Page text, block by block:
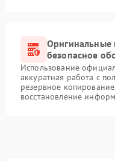
безопасное
Использование
аккуратная работа с
резервное
восстановление